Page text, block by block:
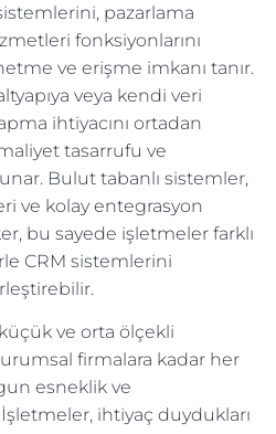
pazarlama
fonksiyonlarını
ve erişme imkanı tanır.
veya kendi veri
ihtiyacını ortadan
tasarrufu ve
Bulut tabanlı sistemler,
ve kolay entegrasyon
bu sayede işletmeler farklı
CRM sistemlerini
ve orta ölçekli
firmalara kadar her
esneklik ve
ihtiyaç duydukları